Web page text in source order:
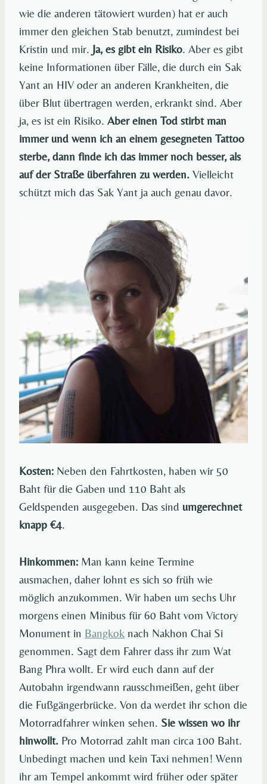
wie die anderen tätowiert wurden) hat er auch
immer den gleichen Stab benutzt, zumindest bei
Kristin und mir. Ja, es gibt ein Risiko. Aber es gibt
keine Informationen über Fälle, die durch ein Sak
Yant an HIV oder an anderen Krankheiten, die
über Blut übertragen werden, erkrankt sind. Aber
ja, es ist ein Risiko. Aber einen Tod stirbt man
immer und wenn ich an einem gesegneten Tattoo
sterbe, dann finde ich das immer noch besser, als
auf der Straße überfahren zu werden. Vielleicht
schützt mich das Sak Yant ja auch genau davor.
Kosten: Neben den Fahrtkosten, haben wir 50
Baht für die Gaben und 110 Baht als
Geldspenden ausgegeben. Das sind umgerechnet
knapp €4.
Hinkommen: Man kann keine Termine
ausmachen, daher lohnt es sich so früh wie
möglich anzukommen. Wir haben um sechs Uhr
morgens einen Minibus für 60 Baht vom Victory
Monument in Bangkok nach Nakhon Chai Si
genommen. Sagt dem Fahrer dass ihr zum Wat
Bang Phra wollt. Er wird euch dann auf der
Autobahn irgendwann rausschmeißen, geht über
die Fußgängerbrücke. Von da werdet ihr schon die
Motorradfahrer winken sehen. Sie wissen wo ihr
hinwollt. Pro Motorrad zahlt man circa 100 Baht.
Unbedingt machen und kein Taxi nehmen! Wenn
ihr am Tempel ankommt wird früher oder später